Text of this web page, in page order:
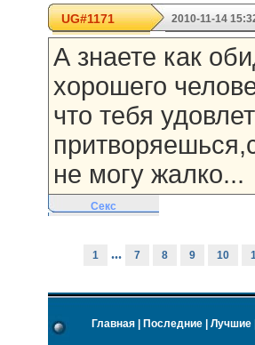
UG#1171 2010-11-14
А знаете как
хорошего
что тебя
не могу жалко...
Секс
1 ... 7 8 9 10
Главная| Последние| Лучшие